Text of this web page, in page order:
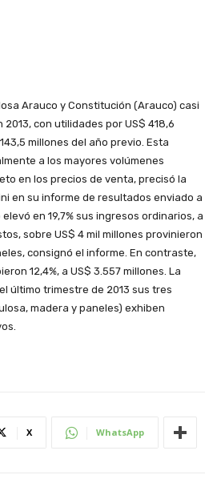
Arauco y Constitución (Arauco) casi
con utilidades por US$ 418,6
millones del año previo. Esta
a los mayores volúmenes
en los precios de venta, precisó la
en su informe de resultados enviado a
en 19,7% sus ingresos ordinarios, a
sobre US$ 4 mil millones provinieron
consignó el informe. En contraste,
12,4%, a US$ 3.557 millones. La
último trimestre de 2013 sus tres
madera y paneles) exhiben
X WhatsApp